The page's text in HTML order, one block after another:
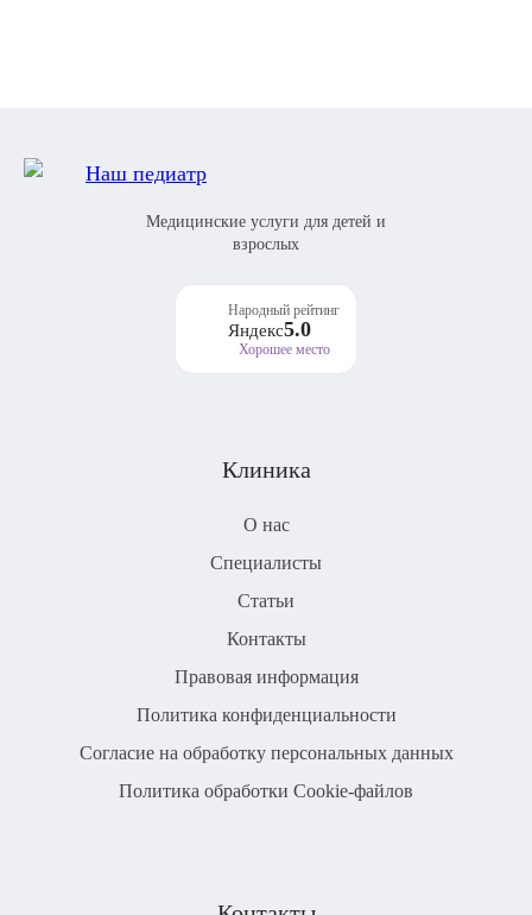
Медицинские услуги для детей и
взрослых
Народный рейтинг
Яндекс5.0
Хорошее место
Клиника
О нас
Специалисты
Статьи
Контакты
Правовая информация
Политика конфиденциальности
Согласие на обработку персональных данных
Политика обработки Cookie-файлов